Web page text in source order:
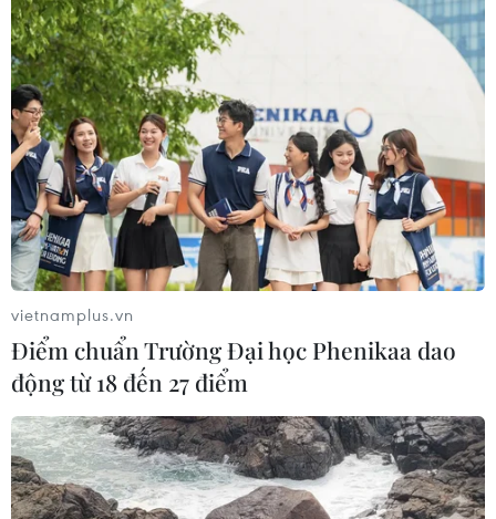
vietnamplus.vn
Điểm chuẩn Trường Đại học Phenikaa dao
động từ 18 đến 27 điểm